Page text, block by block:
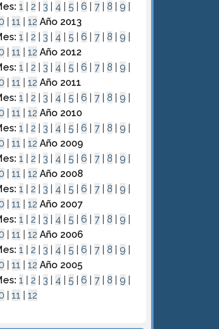
1 2 3 4 5 |6 7 |8 |9
|11 |12 Año 2013
1 2 3 4 5 |6 7 |8 |9
|11 |12 Año 2012
1 2 3 4 5 |6 7 |8 |9
|11 |12 Año 2011
1 2 3 4 5 |6 7 |8 |9
|11 |12 Año 2010
1 2 3 4 5 |6 7 |8 |9
|11 |12 Año 2009
1 2 3 4 5 |6 7 |8 |9
|11 |12 Año 2008
1 2 3 4 5 |6 7 |8 |9
|11 |12 Año 2007
1 2 3 4 5 |6 7 |8 |9
|11 |12 Año 2006
1 2 3 4 5 |6 7 |8 |9
|11 |12 Año 2005
1 2 3 4 5 |6 7 |8 |9
|11 |12